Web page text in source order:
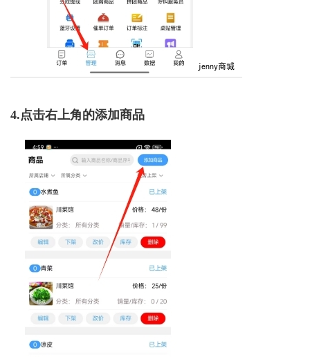
4.点击右上角的添加商品